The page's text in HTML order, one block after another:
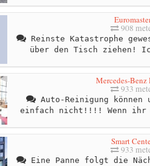
908
Reinste Katastrophe
über den Tisch ziehen!
Mercedes-Benz
933
Auto-Reinigung
einfach nicht!!!! Wenn ihr
Smart
933
Eine Panne folgt die